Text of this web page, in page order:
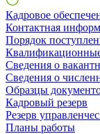
Кадровое
Контактная
Порядок
Сведения о
Сведения о
Образцы
Кадровый резерв
Резерв
Планы работы